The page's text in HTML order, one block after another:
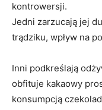
kontrowersji.
Jedni zarzucają jej
trądziku, wpływ na
Inni podkreślają
obfituje kakaowy
konsumpcją